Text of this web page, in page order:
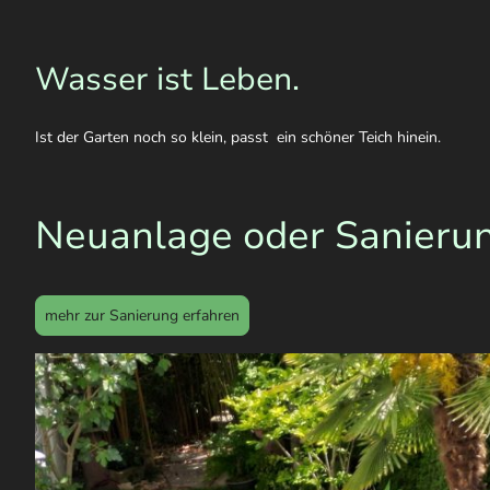
Wasser ist Leben.
Ist der Garten noch so klein, passt ein schöner Teich hinein.
Neuanlage oder
mehr zur Sanierung erfahren